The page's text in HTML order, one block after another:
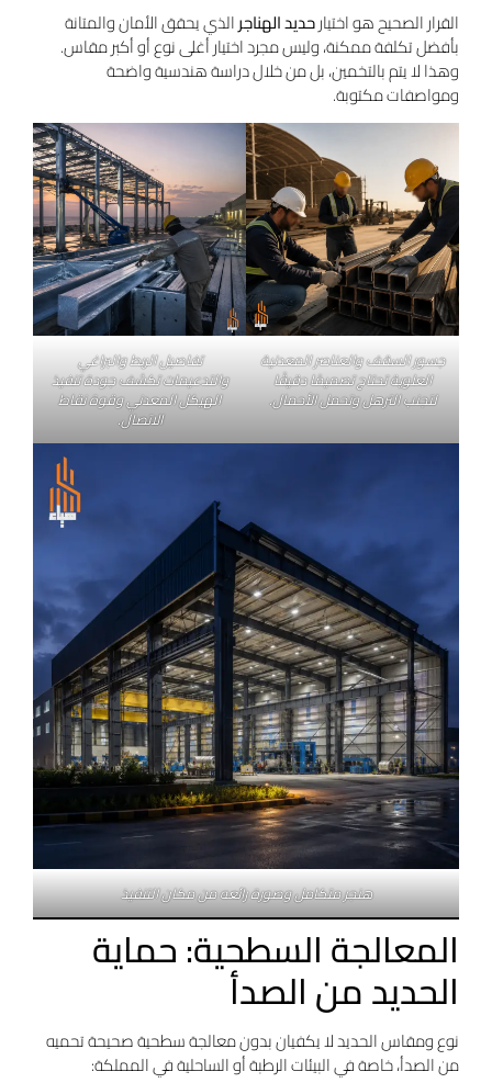
القرار الصحيح هو اختيارحديد الهناجرالذي يحقق الأمان والمتانة
بأفضل تكلفة ممكنة، وليس مجرد اختيار أغلى نوع أو أكبر مقاس.
وهذا لا يتم بالتخمين، بل من خلال دراسة هندسية واضحة
ومواصفات مكتوبة.
جسور السقف والعناصر المعدنية
العلوية تحتاج تصميمًا دقيقًا
لتجنب الترهل وتحمل الأحمال.
تفاصيل الربط والبراغي
والتدعيمات تكشف جودة تنفيذ
الهيكل المعدني وقوة نقاط
الاتصال.
هنجر متكامل وصورة رائعه من مكان التنفيذ
المعالجة السطحية: حماية
الحديد من الصدأ
نوع ومقاس الحديد لا يكفيان بدون معالجة سطحية صحيحة تحميه
من الصدأ، خاصة في البيئات الرطبة أو الساحلية في المملكة: